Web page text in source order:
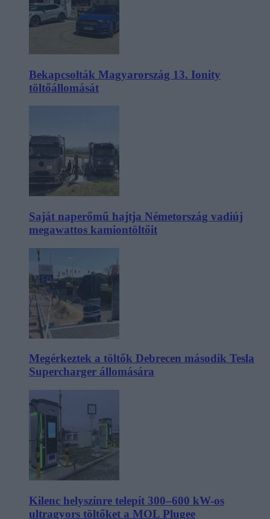
Bekapcsolták Magyarország 13. Ionity
töltőállomását
Saját naperőmű hajtja Németország vadiúj
megawattos kamiontöltőit
Megérkeztek a töltők Debrecen második Tesla
Supercharger állomására
Kilenc helyszínre telepít 300–600 kW-os
ultragyors töltőket a MOL Plugee